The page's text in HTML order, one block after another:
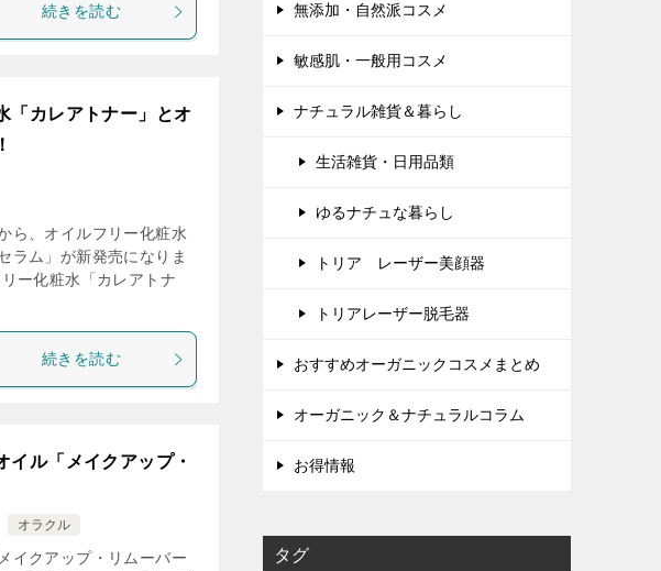
続きを読む
「カレアトナー」とオ
ら、オイルフリー化粧水
ラム」が新発売になりま
ー化粧水「カレアトナ
続きを読む
ル「メイクアップ・
オラクル
イクアップ・リムーバー
無添加・自然派コスメ
敏感肌・一般用コスメ
ナチュラル雑貨＆暮らし
生活雑貨・日用品類
ゆるナチュな暮らし
トリア レーザー美顔器
トリアレーザー脱毛器
おすすめオーガニックコスメまとめ
オーガニック＆ナチュラルコラム
お得情報
タグ